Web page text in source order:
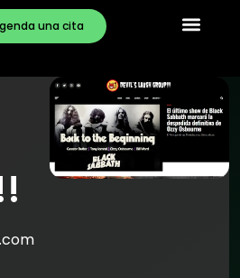
una cita